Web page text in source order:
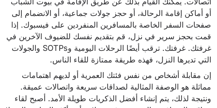
أو أماكن إقامة الرحالة، أو حجز جولات جماعية، أو الانضمام إلى
صفحات السفر الخاصة بالمسافرين المنفردين على فيسبوك. إذا
قمت بحجز سرير في نزل، قم بتقديم نفسك للضيوف الآخرين في
غرفتك. غرفتك. ترقب أيضًا الرحلات اليومية وSOTPs والجولات
التي تديرها النزل، فهذه طريقة ممتازة للقاء الناس.
إن مقابلة أشخاص من نفس فئتك العمرية أو لديهم اهتمامات
مماثلة هو الوصفة المثالية لصداقات سريعة واتصالات عميقة.
ونتيجة لذلك، يتم إنشاء أفضل الذكريات طويلة الأمد. أصبح لقاء